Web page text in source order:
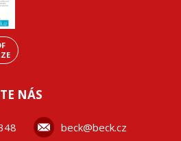
NÁS
beck@beck.cz